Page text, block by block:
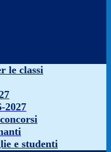
le classi
2027
e studenti